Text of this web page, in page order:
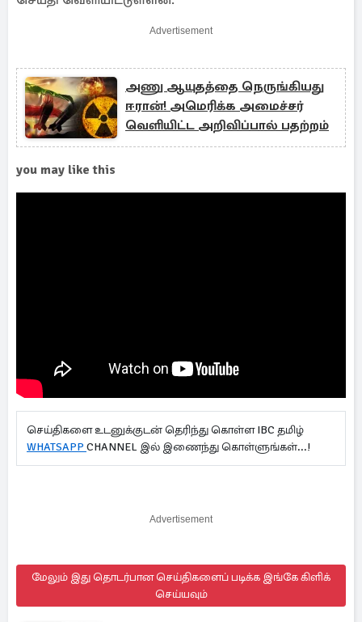
Advertisement
அணு ஆயுதத்தை நெருங்கியது
ஈரான்! அமெரிக்க அமைச்சர்
வெளியிட்ட அறிவிப்பால் பதற்றம்
you may like this
செய்திகளை உடனுக்குடன் தெரிந்து கொள்ள IBC தமிழ்
WHATSAPP CHANNEL இல் இணைந்து கொள்ளுங்கள்...!
Advertisement
மேலும் இது தொடர்பான செய்திகளைப் படிக்க இங்கே கிளிக்
செய்யவும்